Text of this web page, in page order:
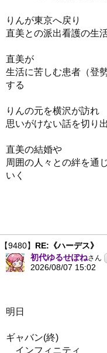
りんが東京へ戻り
直美との派出看護の生
直美が
生活に苦しむ患者（登
する
りんの元を横沢が訪れ
思いがけない話を切り
直美の結婚や
周囲の人々との絆を通
いく
【9480】 RE:《ハーデス》
初代ゆるせぽねさん
2026/08/07 15:02
明日
ギャバン(終)
インフィニティ